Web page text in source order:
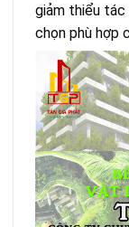
giảm thiểu
chọn phù hợp